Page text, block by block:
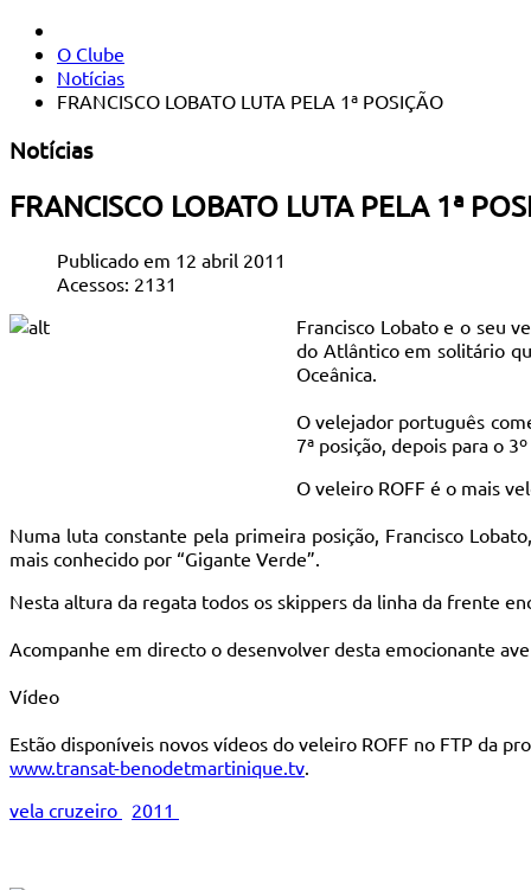
O Clube
Notícias
FRANCISCO LOBATO LUTA PELA 1ª POSIÇÃO
Notícias
FRANCISCO LOBATO LUTA PELA 1ª
Publicado em 12 abril 2011
Acessos: 2131
Francisco Lobato e o seu
do Atlântico em solitário
Oceânica.
O velejador português
7ª posição, depois para o
O veleiro ROFF é o mais
Numa luta constante pela primeira posição, Francisco
mais conhecido por “Gigante Verde”.
Nesta altura da regata todos os skippers da linha da frente
Acompanhe em directo o desenvolver desta emocionante
Vídeo
Estão disponíveis novos vídeos do veleiro ROFF no FTP da
www.transat-benodetmartinique. tv
vela cruzeiro
2011